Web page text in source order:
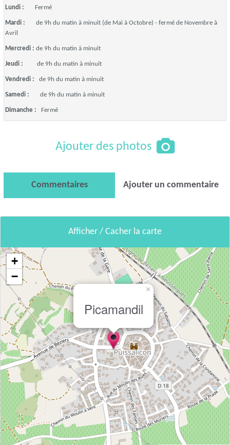
Lundi : Fermé
Mardi : de 9h du matin à minuit (de Mai à Octobre) - fermé de Novembre à
Avril
Mercredi : de 9h du matin à minuit
Jeudi : de 9h du matin à minuit
Vendredi : de 9h du matin à minuit
Samedi : de 9h du matin à minuit
Dimanche : Fermé
Ajouter des photos
Commentaires Ajouter un commentaire
Afficher / Cacher la carte
Picamandil
×
+
−